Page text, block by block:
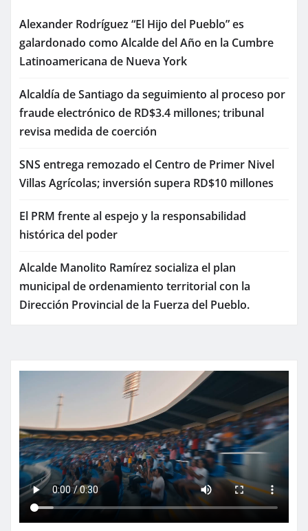
Alexander Rodríguez “El Hijo del Pueblo” es
galardonado como Alcalde del Año en la Cumbre
Latinoamericana de Nueva York
Alcaldía de Santiago da seguimiento al proceso por
fraude electrónico de RD$3.4 millones; tribunal
revisa medida de coerción
SNS entrega remozado el Centro de Primer Nivel
Villas Agrícolas; inversión supera RD$10 millones
El PRM frente al espejo y la responsabilidad
histórica del poder
Alcalde Manolito Ramírez socializa el plan
municipal de ordenamiento territorial con la
Dirección Provincial de la Fuerza del Pueblo.